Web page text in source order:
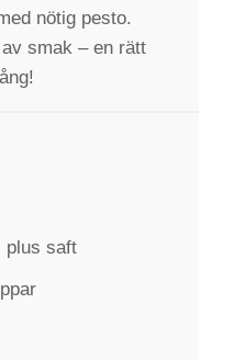
nötig pesto.
smak – en rätt
plus saft